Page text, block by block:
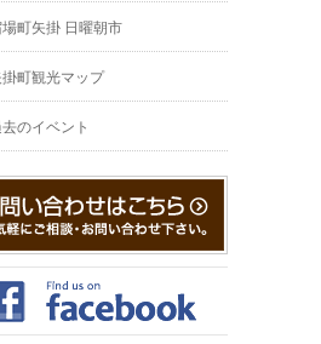
町矢掛 日曜朝市
掛町観光マップ
のイベント